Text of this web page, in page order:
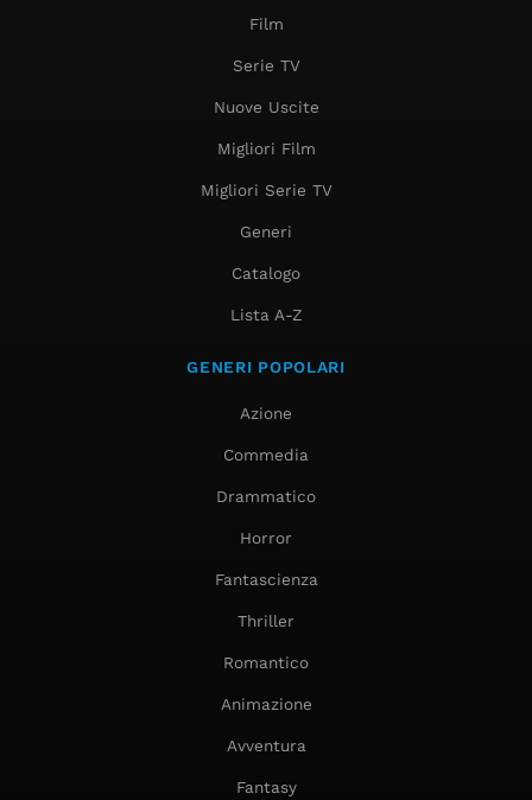
Film
Serie TV
Nuove Uscite
Migliori Film
Migliori Serie TV
Generi
Catalogo
Lista A-Z
GENERI POPOLARI
Azione
Commedia
Drammatico
Horror
Fantascienza
Thriller
Romantico
Animazione
Avventura
Fantasy